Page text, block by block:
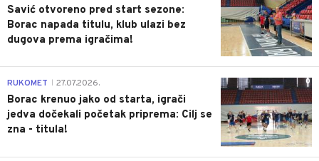
Savić otvoreno pred start sezone:
Borac napada titulu, klub ulazi bez
dugova prema igračima!
0
RUKOMET 27.07.2026.
Borac krenuo jako od starta, igrači
jedva dočekali početak priprema: Cilj se
zna - titula!